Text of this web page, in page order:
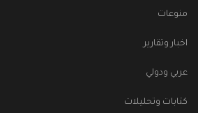
منوعات
اخبار وتقارير
عربي ودولي
كتابات وتحليلات